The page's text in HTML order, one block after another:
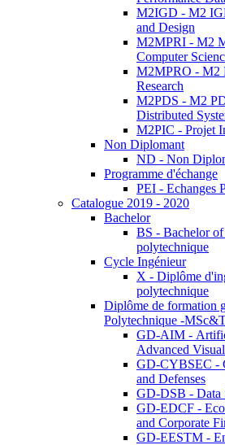
M2IGD - M2
and Design
M2MPRI - M2
Computer
M2MPRO - M2
Research
M2PDS - M2
Distributed
M2PIC - Projet
Non Diplomant
ND - Non
Programme d'échange
PEI - Echanges
Catalogue 2019 - 2020
Bachelor
BS - Bachelor
polytechnique
Cycle Ingénieur
X - Diplôme
polytechnique
Diplôme de formation
Polytechnique -
GD-AIM -
Advanced
GD-CYBSEC -
and Defenses
GD-DSB - Data
GD-EDCF -
and Corporate
GD-EESTM -